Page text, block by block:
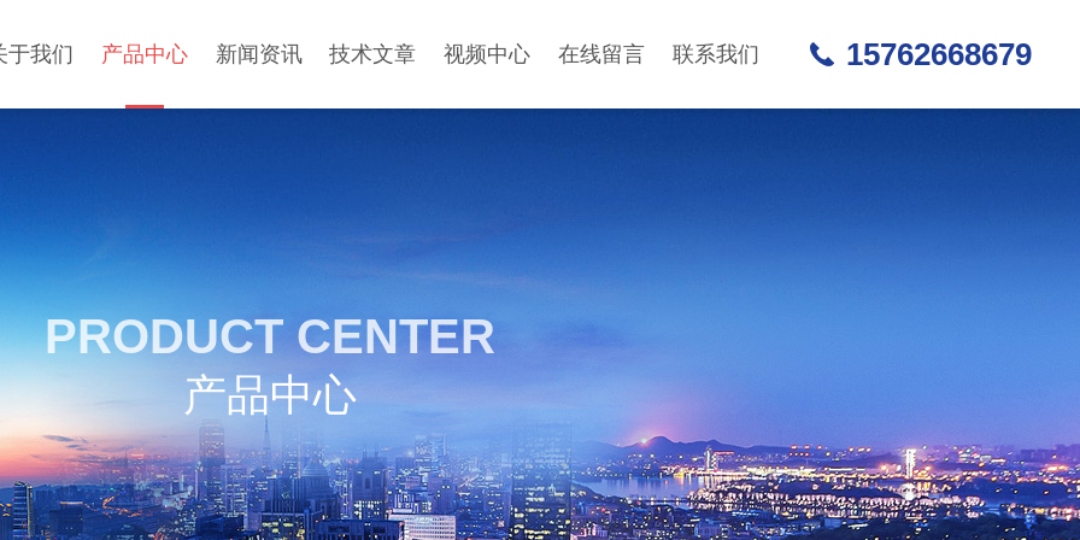
于我们 产品中心 新闻资讯 技术文章 视频中心 在线留言 联系我们 15762668679
PRODUCT CENTER
产品中心